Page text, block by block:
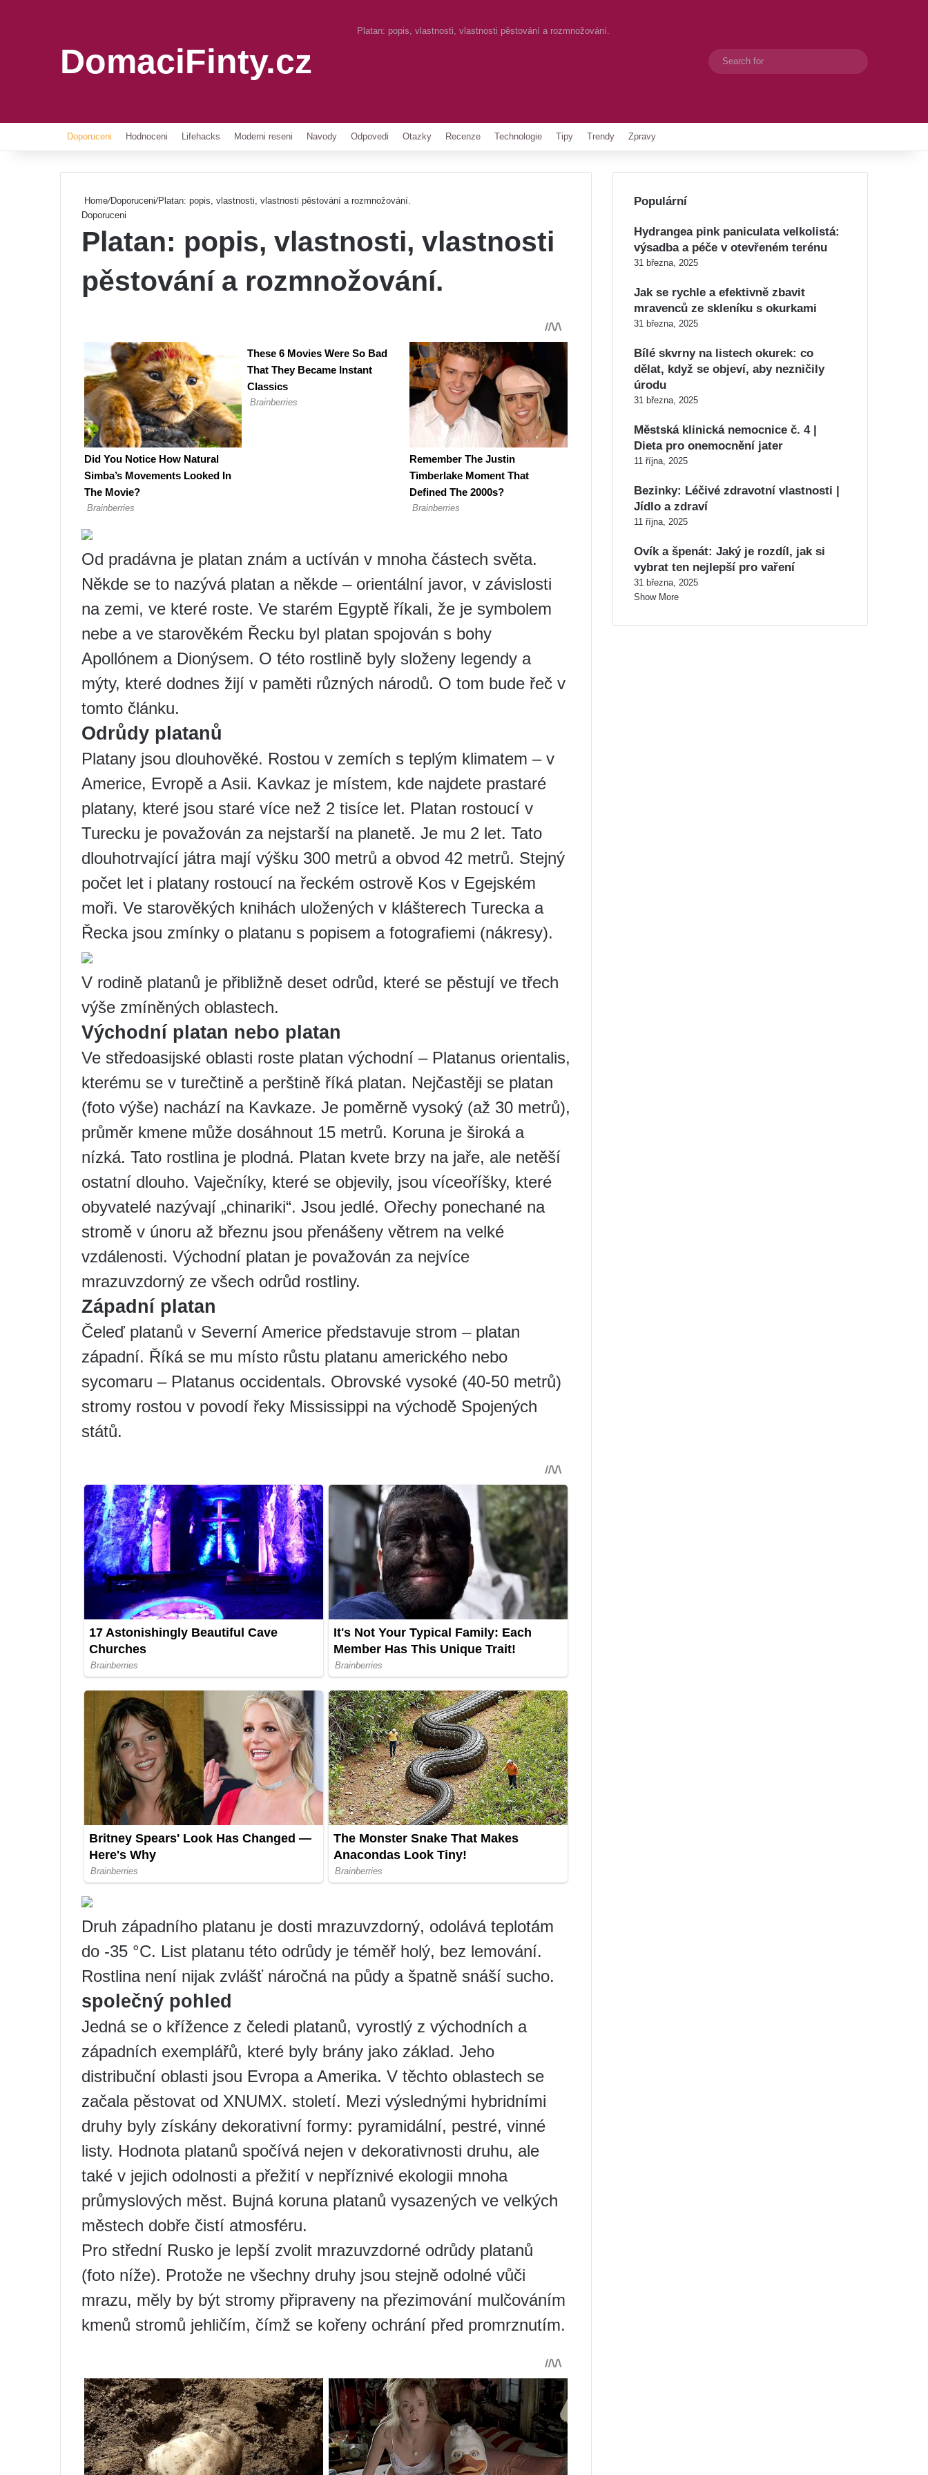
DomaciFinty.cz
Platan: popis, vlastnosti, vlastnosti pěstování a rozmnožování.
Switch skin
Doporuceni Hodnoceni Lifehacks Moderni reseni Navody Odpovedi Otazky Recenze Technologie Tipy Trendy Zpravy
Home/Doporuceni/Platan: popis, vlastnosti, vlastnosti pěstování a rozmnožování.
Doporuceni
Platan: popis, vlastnosti, vlastnosti
pěstování a rozmnožování.
Od pradávna je platan znám a uctíván v mnoha částech světa.
Někde se to nazývá platan a někde – orientální javor, v závislosti
na zemi, ve které roste. Ve starém Egyptě říkali, že je symbolem
nebe a ve starověkém Řecku byl platan spojován s bohy
Apollónem a Dionýsem. O této rostlině byly složeny legendy a
mýty, které dodnes žijí v paměti různých národů. O tom bude řeč v
tomto článku.
Odrůdy platanů
Platany jsou dlouhověké. Rostou v zemích s teplým klimatem – v
Americe, Evropě a Asii. Kavkaz je místem, kde najdete prastaré
platany, které jsou staré více než 2 tisíce let. Platan rostoucí v
Turecku je považován za nejstarší na planetě. Je mu 2 let. Tato
dlouhotrvající játra mají výšku 300 metrů a obvod 42 metrů. Stejný
počet let i platany rostoucí na řeckém ostrově Kos v Egejském
moři. Ve starověkých knihách uložených v klášterech Turecka a
Řecka jsou zmínky o platanu s popisem a fotografiemi (nákresy).
V rodině platanů je přibližně deset odrůd, které se pěstují ve třech
výše zmíněných oblastech.
Východní platan nebo platan
Ve středoasijské oblasti roste platan východní – Platanus orientalis,
kterému se v turečtině a perštině říká platan. Nejčastěji se platan
(foto výše) nachází na Kavkaze. Je poměrně vysoký (až 30 metrů),
průměr kmene může dosáhnout 15 metrů. Koruna je široká a
nízká. Tato rostlina je plodná. Platan kvete brzy na jaře, ale netěší
ostatní dlouho. Vaječníky, které se objevily, jsou víceoříšky, které
obyvatelé nazývají „chinariki“. Jsou jedlé. Ořechy ponechané na
stromě v únoru až březnu jsou přenášeny větrem na velké
vzdálenosti. Východní platan je považován za nejvíce
mrazuvzdorný ze všech odrůd rostliny.
Západní platan
Čeleď platanů v Severní Americe představuje strom – platan
západní. Říká se mu místo růstu platanu amerického nebo
sycomaru – Platanus occidentals. Obrovské vysoké (40-50 metrů)
stromy rostou v povodí řeky Mississippi na východě Spojených
států.
Druh západního platanu je dosti mrazuvzdorný, odolává teplotám
do -35 °C. List platanu této odrůdy je téměř holý, bez lemování.
Rostlina není nijak zvlášť náročná na půdy a špatně snáší sucho.
společný pohled
Jedná se o křížence z čeledi platanů, vyrostlý z východních a
západních exemplářů, které byly brány jako základ. Jeho
distribuční oblasti jsou Evropa a Amerika. V těchto oblastech se
začala pěstovat od XNUMX. století. Mezi výslednými hybridními
druhy byly získány dekorativní formy: pyramidální, pestré, vinné
listy. Hodnota platanů spočívá nejen v dekorativnosti druhu, ale
také v jejich odolnosti a přežití v nepříznivé ekologii mnoha
průmyslových měst. Bujná koruna platanů vysazených ve velkých
městech dobře čistí atmosféru.
Pro střední Rusko je lepší zvolit mrazuvzdorné odrůdy platanů
(foto níže). Protože ne všechny druhy jsou stejně odolné vůči
mrazu, měly by být stromy připraveny na přezimování mulčováním
kmenů stromů jehličím, čímž se kořeny ochrání před promrznutím.
Populární
Hydrangea pink paniculata velkolistá:
výsadba a péče v otevřeném terénu
31 března, 2025
Jak se rychle a efektivně zbavit
mravenců ze skleníku s okurkami
31 března, 2025
Bílé skvrny na listech okurek: co
dělat, když se objeví, aby nezničily
úrodu
31 března, 2025
Městská klinická nemocnice č. 4 |
Dieta pro onemocnění jater
11 října, 2025
Bezinky: Léčivé zdravotní vlastnosti |
Jídlo a zdraví
11 října, 2025
Ovík a špenát: Jaký je rozdíl, jak si
vybrat ten nejlepší pro vaření
31 března, 2025
Show More